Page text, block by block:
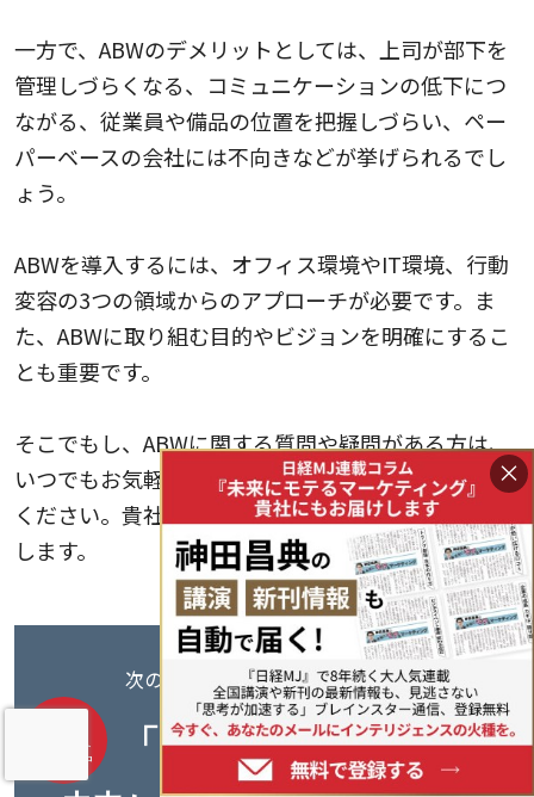
一方で、ABWのデメリットとしては、上司が部下を
管理しづらくなる、コミュニケーションの低下につ
ながる、従業員や備品の位置を把握しづらい、ペー
パーベースの会社には不向きなどが挙げられるでし
ょう。
ABWを導入するには、オフィス環境やIT環境、行動
変容の3つの領域からのアプローチが必要です。ま
た、ABWに取り組む目的やビジョンを明確にするこ
とも重要です。
そこでもし、ABWに関する質問や疑問がある方は、
いつでもお気軽にアルマ・クリエイションにご相談
ください。貴社に最適なソリューションを提供した
します。
インサイト
動画公開中
次の10億、100億を見据えるなら──
「キラーパス」は
×